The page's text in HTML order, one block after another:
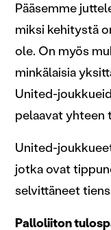
Pääsemme
miksi kehitystä
ole. On myös
minkälaisia
United-
pelaavat yhteen
United-
jotka ovat
selvittäneet
Palloliiton